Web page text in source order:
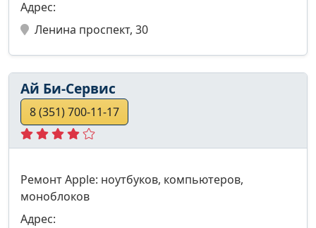
Адрес:
Ленина проспект, 30
Ай Би-Сервис
8 (351) 700-11-17
Ремонт Apple: ноутбуков, компьютеров,
моноблоков
Адрес: